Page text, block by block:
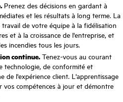
Prenez des décisions en gardant à
et les résultats à long terme. La
de votre équipe à la fidélisation
et à la croissance de l'entreprise, et
incendies tous les jours.
continue.Tenez-vous au courant
technologie, de conformité et
de l'expérience client. L'apprentissage
compétences à jour et démontre